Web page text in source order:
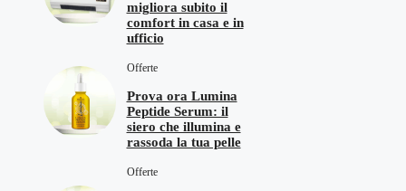
migliora subito il
comfort in casa e in
ufficio
Offerte
Prova ora Lumina
Peptide Serum: il
siero che illumina e
rassoda la tua pelle
Offerte